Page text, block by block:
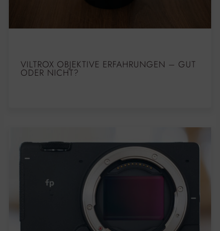
VILTROX OBJEKTIVE ERFAHRUNGEN – GUT
ODER NICHT?